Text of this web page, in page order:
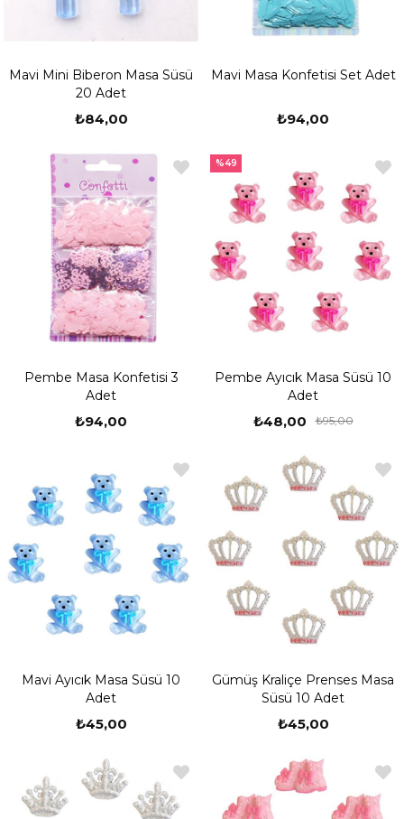
Mavi Mini Biberon Masa Süsü
20 Adet
₺84,00
Mavi Masa Konfetisi Set Adet
₺94,00
Pembe Masa Konfetisi 3
Adet
₺94,00
Pembe Ayıcık Masa Süsü 10
Adet
₺48,00 ₺95,00
%49
Mavi Ayıcık Masa Süsü 10
Adet
₺45,00
Gümüş Kraliçe Prenses Masa
Süsü 10 Adet
₺45,00